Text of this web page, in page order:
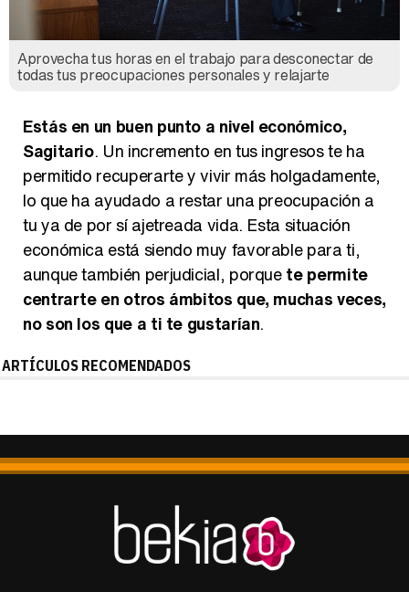
Aprovecha tus horas en el trabajo para desconectar de
todas tus preocupaciones personales y relajarte
Estás en un buen punto a nivel económico,
Sagitario. Un incremento en tus ingresos te ha
permitido recuperarte y vivir más holgadamente,
lo que ha ayudado a restar una preocupación a
tu ya de por sí ajetreada vida. Esta situación
económica está siendo muy favorable para ti,
aunque también perjudicial, porquete permite
centrarte en otros ámbitos que, muchas veces,
no son los que a ti te gustarían.
ARTÍCULOS RECOMENDADOS